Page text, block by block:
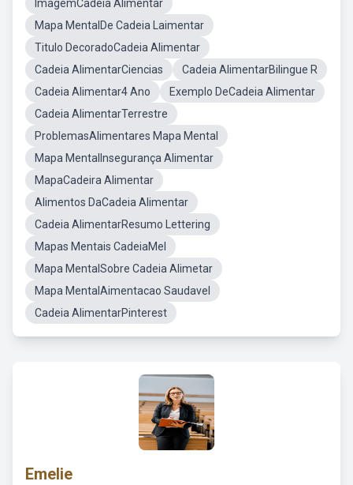
ImagemCadeia Alimentar
Mapa MentalDe Cadeia Laimentar
Titulo DecoradoCadeia Alimentar
Cadeia AlimentarCiencias
Cadeia AlimentarBilingue R
Cadeia Alimentar4 Ano
Exemplo DeCadeia Alimentar
Cadeia AlimentarTerrestre
ProblemasAlimentares Mapa Mental
Mapa MentalInsegurança Alimentar
MapaCadeira Alimentar
Alimentos DaCadeia Alimentar
Cadeia AlimentarResumo Lettering
Mapas Mentais CadeiaMel
Mapa MentalSobre Cadeia Alimetar
Mapa MentalAimentacao Saudavel
Cadeia AlimentarPinterest
Emelie